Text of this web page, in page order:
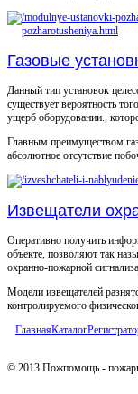
Газовые
Данный тип установок
существует вероятность
ущерб оборудовании.,
Главным преимуществом
абсолютное отсутствие
Извещатели
Оперативно получить
объекте, позволяют так
охранно-пожарной
Модели извещателей
контролируемого
ГлавнаяКаталог
© 2013 Пожпомощь -